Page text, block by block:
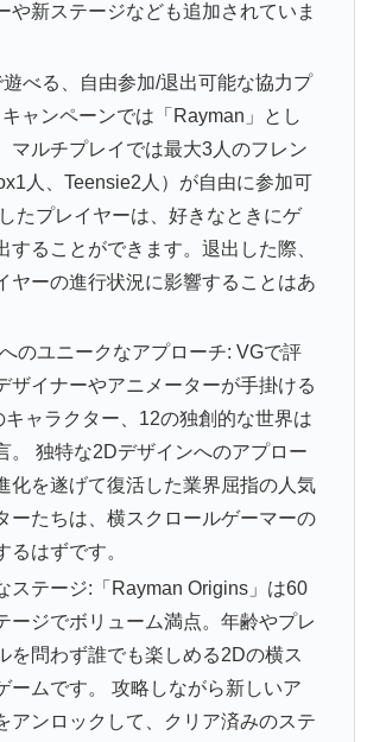
や新ステージなども追加されていま
べる、自由参加/退出可能な協力プ
ャンペーンでは「Rayman」とし
マルチプレイでは最大3人のフレン
人、Teensie2人）が自由に参加可
たプレイヤーは、好きなときにゲ
することができます。退出した際、
ヤーの進行状況に影響することはあ
のユニークなアプローチ: VGで評
ザイナーやアニメーターが手掛ける
キャラクター、12の独創的な世界は
。 独特な2Dデザインへのアプロー
化を遂げて復活した業界屈指の人気
ーたちは、横スクロールゲーマーの
るはずです。
ステージ:「Rayman Origins」は60
ージでボリューム満点。年齢やプレ
を問わず誰でも楽しめる2Dの横ス
ームです。 攻略しながら新しいア
アンロックして、クリア済みのステ